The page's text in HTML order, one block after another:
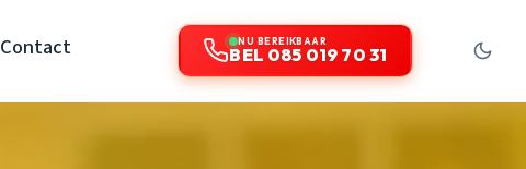
Contact NU BEREIKBAAR
BEL 085 019 70 31